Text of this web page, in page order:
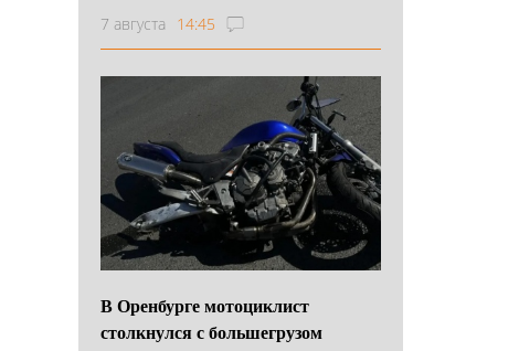
7 августа 14:45
В Оренбурге мотоциклист
столкнулся с большегрузом